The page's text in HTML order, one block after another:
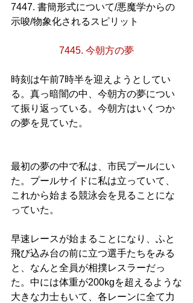
7447. 書簡形式について/悪魔学からの
示唆/物象化されるスピリット
7445. 今朝方の夢
時刻は午前7時半を迎えようとしてい
る。真っ暗闇の中、今朝方の夢につい
て振り返っている。今朝方はいくつか
の夢を見ていた。
最初の夢の中で私は、市民プールにい
た。プールサイドに私は立っていて、
これから始まる競泳会を見ることにな
っていた。
早速レースが始まることになり、ふと
飛び込み台の前に立つ選手たちをみる
と、なんと全員が相撲レスラーだっ
た。中には体重が200kgを超えるような
大きな力士もいて、各レーンに全て力